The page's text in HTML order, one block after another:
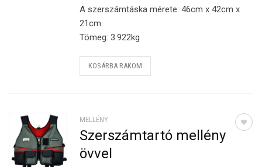
A szerszámtáska mérete: 46cm x 42cm x
21cm
Tömeg: 3.922kg
KOSÁRBA RAKOM
MELLÉNY
Szerszámtartó mellény
övvel